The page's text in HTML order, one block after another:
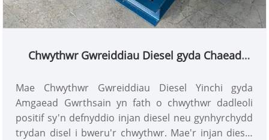
Chwythwr Gwreiddiau Diesel gyda Chaead
Mae Chwythwr Gwreiddiau Diesel Yinchi gyda
Amgaead Gwrthsain yn fath o chwythwr dadleoli
positif sy'n defnyddio injan diesel neu gynhyrchydd
trydan disel i bweru'r chwythwr. Mae'r injan diesel